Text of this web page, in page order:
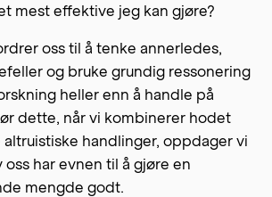
mest effektive jeg kan gjøre?
oss til å tenke annerledes,
og bruke grundig ressonering
heller enn å handle på
dette, når vi kombinerer hodet
handlinger, oppdager vi
oss har evnen til å gjøre en
mengde godt.